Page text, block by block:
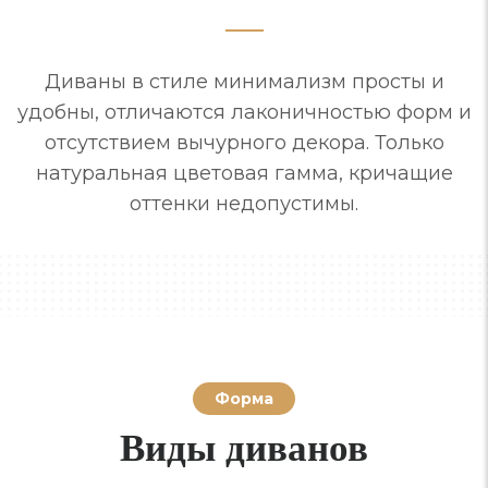
Диваны в стиле минимализм просты и
удобны, отличаются лаконичностью форм и
отсутствием вычурного декора. Только
натуральная цветовая гамма, кричащие
оттенки недопустимы.
Форма
Виды диванов